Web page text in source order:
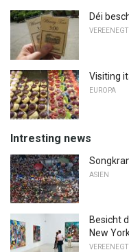
Déi
VEREENEGT
Visiting
EUROPA
Intresting news
ASIEN
Besicht
New
VEREENEGT